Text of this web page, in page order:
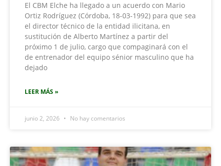
El CBM Elche ha llegado a un acuerdo con Mario
Ortiz Rodríguez (Córdoba, 18-03-1992) para que sea
el director técnico de la entidad ilicitana, en
sustitución de Alberto Martínez a partir del
próximo 1 de julio, cargo que compaginará con el
de entrenador del equipo sénior masculino que ha
dejado
LEER MÁS »
junio 2, 2026 No hay comentarios